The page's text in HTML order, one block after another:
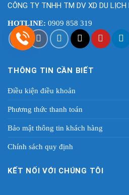
CÔNG TY TNHH TM DV XD DU LỊCH
HOTLINE: 0909 858 319
THÔNG TIN CẦN BIẾT
Điều kiện điều khoản
Phương thức thanh toán
Bảo mật thông tin khách hàng
Chính sách quy định
KẾT NỐI VỚI CHÚNG TÔI